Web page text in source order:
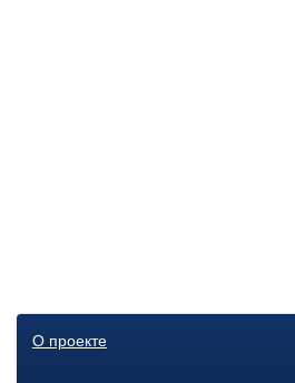
О проекте